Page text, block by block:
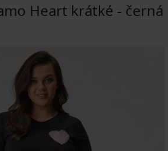
Heart krátké - černá